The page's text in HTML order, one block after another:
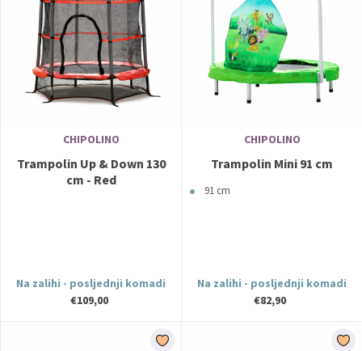
CHIPOLINO
Trampolin Up & Down 130
cm - Red
Na zalihi - posljednji komadi
€109,00
CHIPOLINO
Trampolin Mini 91 cm
91 cm
Na zalihi - posljednji komadi
€82,90